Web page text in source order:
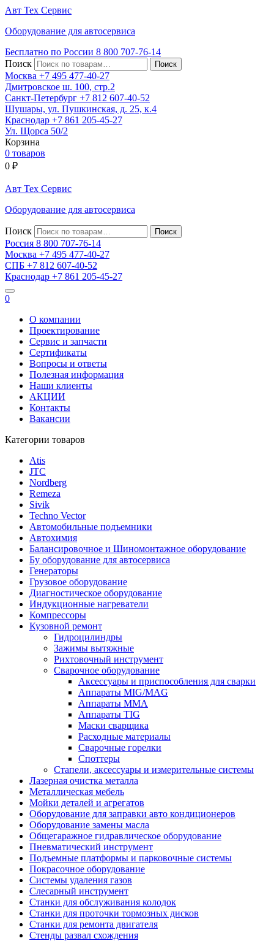
Авт Тех Сервис
Оборудование для автосервиса
Бесплатно по России 8 800 707-76-14
Поиск
Москва +7 495 477-40-27
Дмитровское ш. 100, стр.2
Санкт-Петербург +7 812 607-40-52
Шушары, ул. Пушкинская, д. 25, к.4
Краснодар +7 861 205-45-27
Ул. Щорса 50/2
Корзина
0 товаров
0 ₽
Авт Тех Сервис
Оборудование для автосервиса
Поиск
Россия 8 800 707-76-14
Москва +7 495 477-40-27
СПБ +7 812 607-40-52
Краснодар +7 861 205-45-27
0
О компании
Проектирование
Сервис и запчасти
Сертификаты
Вопросы и ответы
Полезная информация
Наши клиенты
АКЦИИ
Контакты
Вакансии
Категории товаров
Atis
JTC
Nordberg
Remeza
Sivik
Techno Vector
Автомобильные подъемники
Автохимия
Балансировочное и Шиномонтажное оборудование
Бу оборудование для автосервиса
Генераторы
Грузовое оборудование
Диагностическое оборудование
Индукционные нагреватели
Компрессоры
Кузовной ремонт
Гидроцилиндры
Зажимы вытяжные
Рихтовочный инструмент
Сварочное оборудование
Аксессуары и приспособления для сварки
Аппараты MIG/MAG
Аппараты MMA
Аппараты TIG
Маски сварщика
Расходные материалы
Сварочные горелки
Споттеры
Стапели, аксессуары и измерительные системы
Лазерная очистка металла
Металлическая мебель
Мойки деталей и агрегатов
Оборудование для заправки авто кондиционеров
Оборудование замены масла
Общегаражное гидравлическое оборудование
Пневматический инструмент
Подъемные платформы и парковочные системы
Покрасочное оборудование
Системы удаления газов
Слесарный инструмент
Станки для обслуживания колодок
Станки для проточки тормозных дисков
Станки для ремонта двигателя
Стенды развал схождения